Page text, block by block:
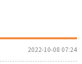
2022-10-08 07:24